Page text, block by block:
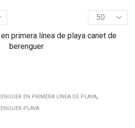
Products
per
page
EN PRIMERA LÍNEA DE PLAYA,
PLAYA